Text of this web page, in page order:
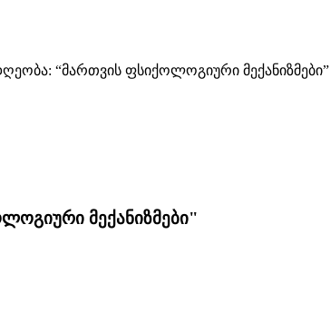
“მართვის ფსიქოლოგიური მექანიზმები”
მექანიზმები"